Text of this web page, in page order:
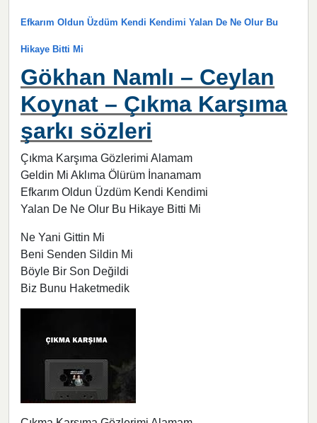
Efkarım Oldun Üzdüm Kendi Kendimi Yalan De Ne Olur Bu
Hikaye Bitti Mi
Gökhan Namlı – Ceylan
Koynat – Çıkma Karşıma
şarkı sözleri
Çıkma Karşıma Gözlerimi Alamam
Geldin Mi Aklıma Ölürüm İnanamam
Efkarım Oldun Üzdüm Kendi Kendimi
Yalan De Ne Olur Bu Hikaye Bitti Mi
Ne Yani Gittin Mi
Beni Senden Sildin Mi
Böyle Bir Son Değildi
Biz Bunu Haketmedik